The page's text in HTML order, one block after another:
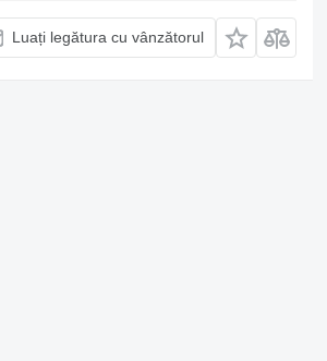
Luați legătura cu vânzătorul